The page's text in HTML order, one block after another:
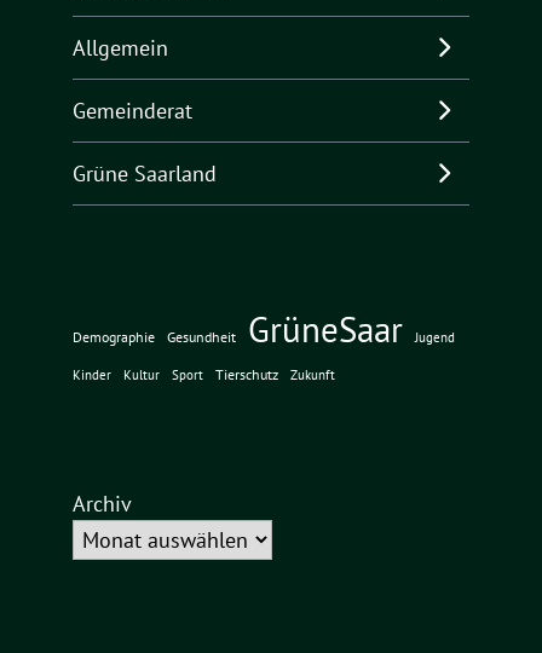
Allgemein
Gemeinderat
Grüne Saarland
Demographie Gesundheit GrüneSaar Jugend
Kinder Kultur Sport Tierschutz Zukunft
Archiv